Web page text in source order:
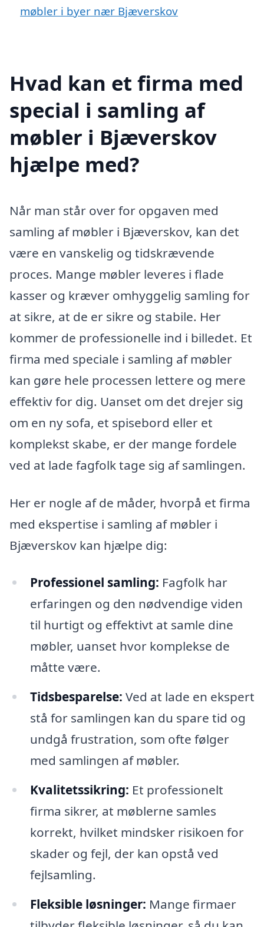
møbler i byer nær Bjæverskov
Hvad kan et firma med
special i samling af
møbler i Bjæverskov
hjælpe med?
Når man står over for opgaven med
samling af møbler i Bjæverskov, kan det
være en vanskelig og tidskrævende
proces. Mange møbler leveres i flade
kasser og kræver omhyggelig samling for
at sikre, at de er sikre og stabile. Her
kommer de professionelle ind i billedet. Et
firma med speciale i samling af møbler
kan gøre hele processen lettere og mere
effektiv for dig. Uanset om det drejer sig
om en ny sofa, et spisebord eller et
komplekst skabe, er der mange fordele
ved at lade fagfolk tage sig af samlingen.
Her er nogle af de måder, hvorpå et firma
med ekspertise i samling af møbler i
Bjæverskov kan hjælpe dig:
Professionel samling: Fagfolk har
erfaringen og den nødvendige viden
til hurtigt og effektivt at samle dine
møbler, uanset hvor komplekse de
måtte være.
Tidsbesparelse: Ved at lade en ekspert
stå for samlingen kan du spare tid og
undgå frustration, som ofte følger
med samlingen af møbler.
Kvalitetssikring: Et professionelt
firma sikrer, at møblerne samles
korrekt, hvilket mindsker risikoen for
skader og fejl, der kan opstå ved
fejlsamling.
Fleksible løsninger: Mange firmaer